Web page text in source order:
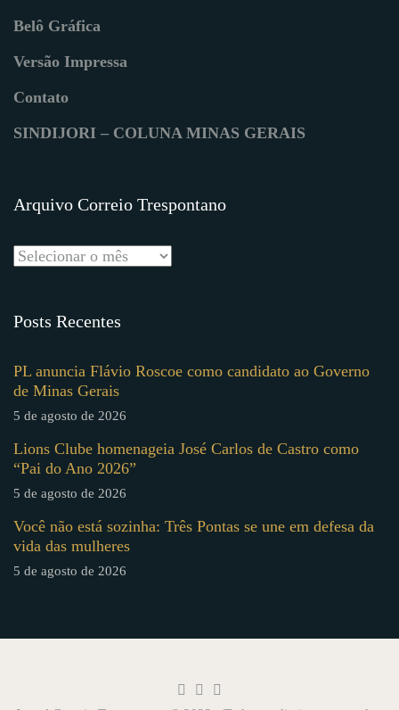
Belô Gráfica
Versão Impressa
Contato
SINDIJORI – COLUNA MINAS GERAIS
Arquivo Correio Trespontano
Posts Recentes
PL anuncia Flávio Roscoe como candidato ao Governo
de Minas Gerais
5 de agosto de 2026
Lions Clube homenageia José Carlos de Castro como
“Pai do Ano 2026”
5 de agosto de 2026
Você não está sozinha: Três Pontas se une em defesa da
vida das mulheres
5 de agosto de 2026